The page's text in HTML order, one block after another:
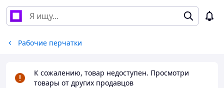
Рабочие перчатки
К сожалению, товар недоступен. Просмотри
товары от других продавцов